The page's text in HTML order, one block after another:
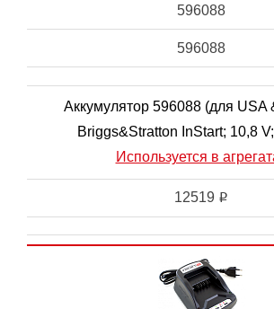
596088
596088
Аккумулятор 596088 (для USA
Briggs&Stratton InStart; 10,8
Используется в
12519 i